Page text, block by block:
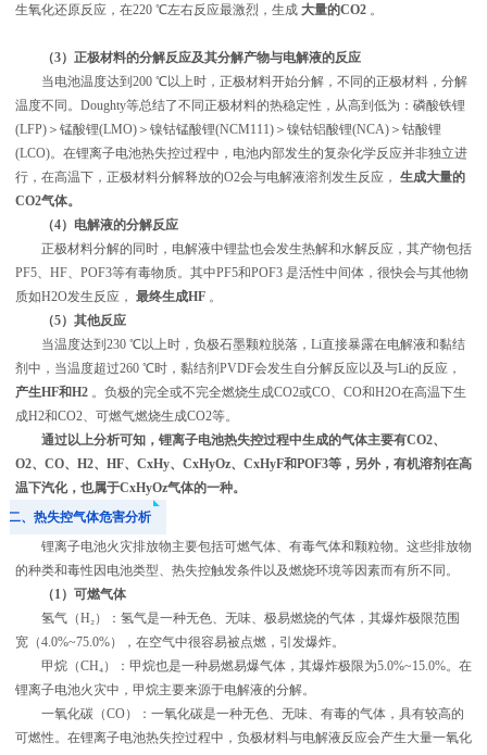
生氧化还原反应，在220 ℃左右反应最激烈，生成 大量的CO2 。
（3）正极材料的分解反应及其分解产物与电解液的反应
当电池温度达到200 ℃以上时，正极材料开始分解，不同的正极材料，分解
温度不同。Doughty等总结了不同正极材料的热稳定性，从高到低为：磷酸铁锂
(LFP)＞锰酸锂(LMO)＞镍钴锰酸锂(NCM111)＞镍钴铝酸锂(NCA)＞钴酸锂
(LCO)。在锂离子电池热失控过程中，电池内部发生的复杂化学反应并非独立进
行，在高温下，正极材料分解释放的O2会与电解液溶剂发生反应， 生成大量的
CO2气体。
（4）电解液的分解反应
正极材料分解的同时，电解液中锂盐也会发生热解和水解反应，其产物包括
PF5、HF、POF3等有毒物质。其中PF5和POF3 是活性中间体，很快会与其他物
质如H2O发生反应， 最终生成HF 。
（5）其他反应
当温度达到230 ℃以上时，负极石墨颗粒脱落，Li直接暴露在电解液和黏结
剂中，当温度超过260 ℃时，黏结剂 PVDF会发生自分解反应以及与Li的反应，
产生HF和H2 。负极的完全或不完全燃烧生成CO2或CO、CO和H2O在高温下生
成H2和CO2、可燃气燃烧生成CO2等。
通过以上分析可知，锂离子电池热失控过程中生成的气体主要有CO2、
O2、CO、H2、HF、 CxHy、CxHyOz、CxHyF和POF3等，另外，有机溶剂在高
温下汽化，也属于CxHyOz气体的一种。
二、热失控气体危害分析
锂离子电池火灾排放物主要包括可燃气体、有毒气体和颗粒物。这些排放物
的种类和毒性因电池类型、热失控触发条件以及燃烧环境等因素而有所不同。
（1）可燃气体
氢气（H₂）：氢气是一种无色、无味、极易燃烧的气体，其爆炸极限范围
宽（4.0%~75.0%），在空气中很容易被点燃，引发爆炸。
甲烷（CH₄）：甲烷也是一种易燃易爆气体，其爆炸极限为5.0%~15.0%。在
锂离子电池火灾中，甲烷主要来源于电解液的分解。
一氧化碳（CO）：一氧化碳是一种无色、无味、有毒的气体，具有较高的
可燃性。在锂离子电池热失控过程中，负极材料与电解液反应会产生大量一氧化